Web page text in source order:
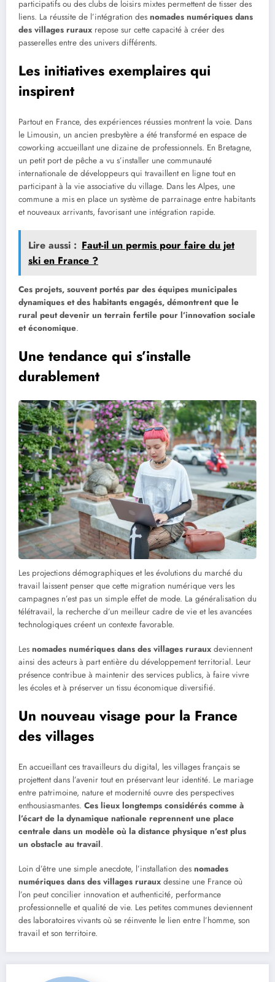
participatifs ou des clubs de loisirs mixtes permettent de tisser des
liens. La réussite de l’intégration des nomades numériques dans
des villages ruraux repose sur cette capacité à créer des
passerelles entre des univers différents.
Les initiatives exemplaires qui
inspirent
Partout en France, des expériences réussies montrent la voie. Dans
le Limousin, un ancien presbytère a été transformé en espace de
coworking accueillant une dizaine de professionnels. En Bretagne,
un petit port de pêche a vu s’installer une communauté
internationale de développeurs qui travaillent en ligne tout en
participant à la vie associative du village. Dans les Alpes, une
commune a mis en place un système de parrainage entre habitants
et nouveaux arrivants, favorisant une intégration rapide.
Lire aussi : Faut-il un permis pour faire du jet
ski en France ?
Ces projets, souvent portés par des équipes municipales
dynamiques et des habitants engagés, démontrent que le
rural peut devenir un terrain fertile pour l’innovation sociale
et économique.
Une tendance qui s’installe
durablement
Les projections démographiques et les évolutions du marché du
travail laissent penser que cette migration numérique vers les
campagnes n’est pas un simple effet de mode. La généralisation du
télétravail, la recherche d’un meilleur cadre de vie et les avancées
technologiques créent un contexte favorable.
Les nomades numériques dans des villages ruraux deviennent
ainsi des acteurs à part entière du développement territorial. Leur
présence contribue à maintenir des services publics, à faire vivre
les écoles et à préserver un tissu économique diversifié.
Un nouveau visage pour la France
des villages
En accueillant ces travailleurs du digital, les villages français se
projettent dans l’avenir tout en préservant leur identité. Le mariage
entre patrimoine, nature et modernité ouvre des perspectives
enthousiasmantes. Ces lieux longtemps considérés comme à
l’écart de la dynamique nationale reprennent une place
centrale dans un modèle où la distance physique n’est plus
un obstacle au travail.
Loin d’être une simple anecdote, l’installation des nomades
numériques dans des villages ruraux dessine une France où
l’on peut concilier innovation et authenticité, performance
professionnelle et qualité de vie. Les petites communes deviennent
des laboratoires vivants où se réinvente le lien entre l’homme, son
travail et son territoire.